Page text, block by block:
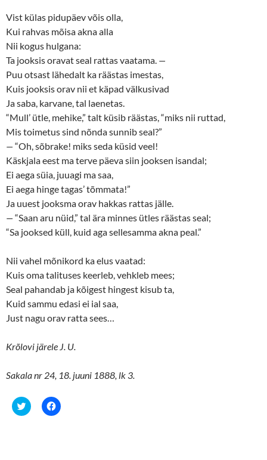
Vist külas pidupäev võis olla,
Kui rahvas mõisa akna alla
Nii kogus hulgana:
Ta jooksis oravat seal rattas vaatama. —
Puu otsast lähedalt ka räästas imestas,
Kuis jooksis orav nii et käpad välkusivad
Ja saba, karvane, tal laenetas.
“Mull’ ütle, mehike,” talt küsib räästas, “miks nii ruttad,
Mis toimetus sind nõnda sunnib seal?”
— “Oh, sõbrake! miks seda küsid veel!
Käskjala eest ma terve päeva siin jooksen isandal;
Ei aega süia, juuagi ma saa,
Ei aega hinge tagas’ tõmmata!”
Ja uuest jooksma orav hakkas rattas jälle.
— “Saan aru nüid,” tal ära minnes ütles räästas seal;
“Sa jooksed küll, kuid aga sellesamma akna peal.”
Nii vahel mõnikord ka elus vaatad:
Kuis oma talituses keerleb, vehkleb mees;
Seal pahandab ja kõigest hingest kisub ta,
Kuid sammu edasi ei ial saa,
Just nagu orav ratta sees…
Krõlovi järele J. U.
Sakala nr 24, 18. juuni 1888, lk 3.
C
l
C
l